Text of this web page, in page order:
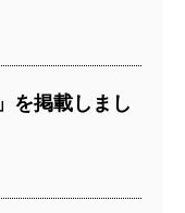
を掲載しまし